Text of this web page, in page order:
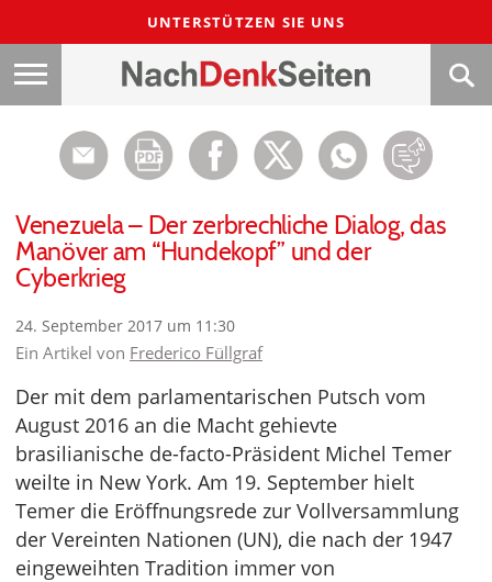
UNTERSTÜTZEN SIE UNS
Venezuela – Der zerbrechliche Dialog, das
Manöver am “Hundekopf” und der
Cyberkrieg
24. September 2017 um 11:30
Ein Artikel von Frederico Füllgraf
Der mit dem parlamentarischen Putsch vom
August 2016 an die Macht gehievte
brasilianische de-facto-Präsident Michel Temer
weilte in New York. Am 19. September hielt
Temer die Eröffnungsrede zur Vollversammlung
der Vereinten Nationen (UN), die nach der 1947
eingeweihten Tradition immer von